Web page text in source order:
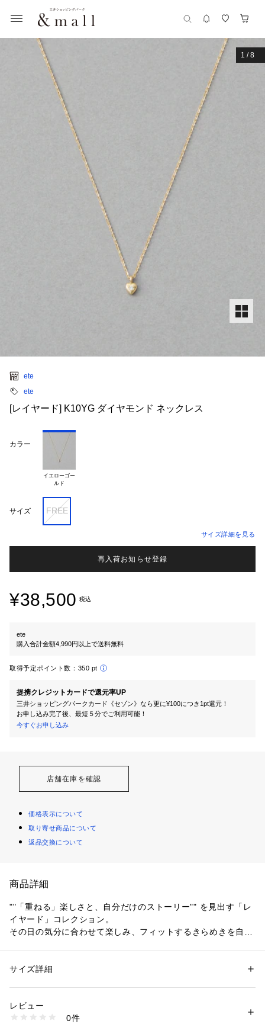
1 /8
ete
ete
[レイヤード] K10YG ダイヤモンド ネックレス
カラー
イエローゴー
サイズ FREE
サイズ詳細を見る
再入荷お知らせ登録
¥38,500 税込
ete
購入合計金額4,990円以上で送料無料
取得予定ポイント数： 350 pt
提携クレジットカードで還元率UP
三井ショッピングパークカード《セゾン》なら更に¥100につき1pt還元！
お申し込み完了後、最短５分でご利用可能！
今すぐお申し込み
店舗在庫を確認
価格表示について
取り寄せ商品について
返品交換について
商品詳細
""「重ねる」楽しさと、自分だけのストーリー"" を見出す「レ
イヤード」コレクション。
その日の気分に合わせて楽しみ、フィットするきらめきを自由
センターにダイヤモンドをあしらったハートモチーフ。
ベーシックに仕上げました。
性別：レディース
素材：K10イエローゴールド(ニッケルフリー)、 ダイヤモンド(0.004ct)
商品番号：
761882 （ショップ）
サイズ詳細
レビュー
0件